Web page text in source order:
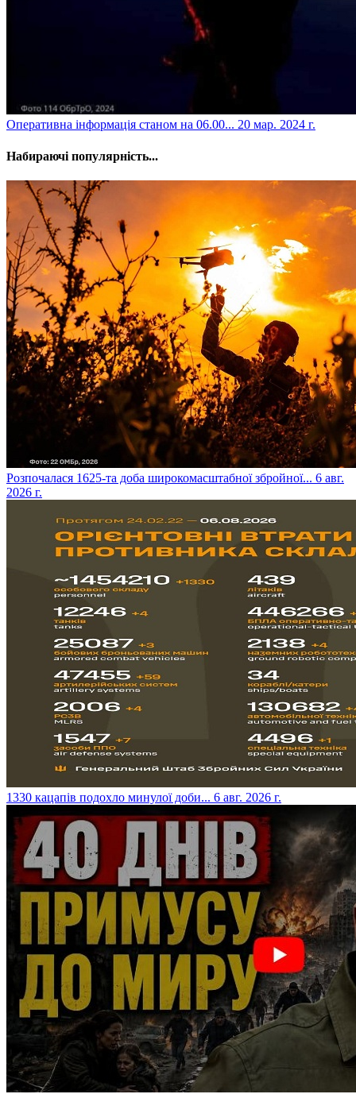
​Оперативна інформація станом на 06.00... 20 мар. 2024 г.
Набираючі популярність...
​Розпочалася 1625-та доба широкомасштабної збройної... 6 авг.
2026 г.
​1330 кацапів подохло минулої доби... 6 авг. 2026 г.